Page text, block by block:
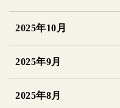
2025年10月
2025年9月
2025年8月